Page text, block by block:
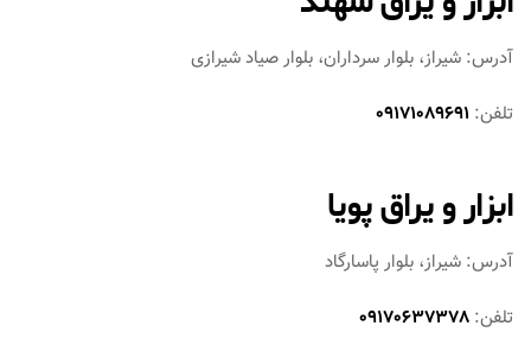
آدرس: شیراز، بلوار سرداران، بلوار صیاد شیرازی
تلفن: 09171089691
ابزار و یراق پویا
آدرس: شیراز، بلوار پاسارگاد
تلفن: 09170637378